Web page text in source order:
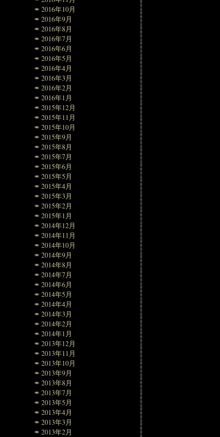
2016年10月
2016年9月
2016年8月
2016年7月
2016年6月
2016年5月
2016年4月
2016年3月
2016年2月
2016年1月
2015年12月
2015年11月
2015年10月
2015年9月
2015年8月
2015年7月
2015年6月
2015年5月
2015年4月
2015年3月
2015年2月
2015年1月
2014年12月
2014年11月
2014年10月
2014年9月
2014年8月
2014年7月
2014年6月
2014年5月
2014年4月
2014年3月
2014年2月
2014年1月
2013年12月
2013年11月
2013年10月
2013年9月
2013年8月
2013年7月
2013年5月
2013年4月
2013年3月
2013年2月